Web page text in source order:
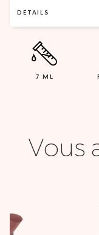
DÉTAILS
7 ML
Vous